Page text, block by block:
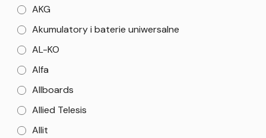
AKG
Akumulatory i baterie uniwersalne
AL-KO
Alfa
Allboards
Allied Telesis
Allit